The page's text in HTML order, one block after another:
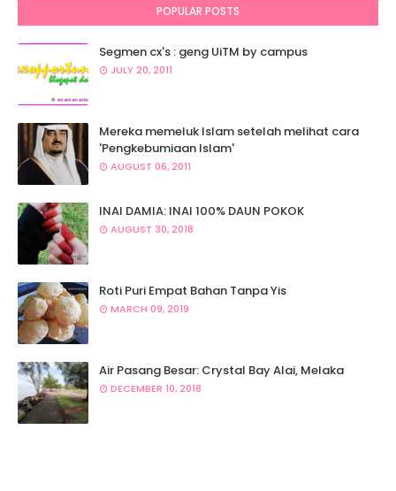
POPULAR POSTS
Segmen cx's : geng UiTM by campus
JULY 20, 2011
Mereka memeluk Islam setelah melihat cara
'Pengkebumiaan Islam'
AUGUST 06, 2011
INAI DAMIA: INAI 100% DAUN POKOK
AUGUST 30, 2018
Roti Puri Empat Bahan Tanpa Yis
MARCH 09, 2019
Air Pasang Besar: Crystal Bay Alai, Melaka
DECEMBER 10, 2018